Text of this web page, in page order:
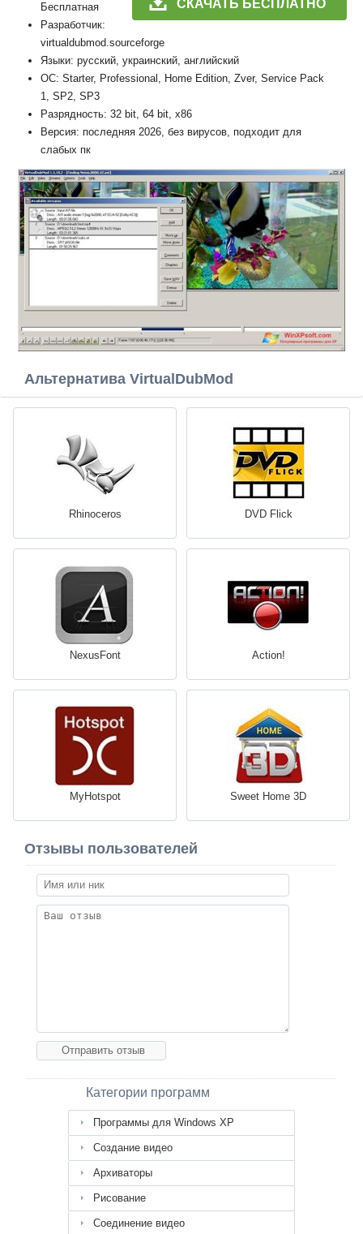
СКАЧАТЬ БЕСПЛАТНО
Бесплатная
Разработчик:
virtualdubmod.sourceforge
Языки: русский, украинский, английский
ОС: Starter, Professional, Home Edition, Zver, Service Pack
1, SP2, SP3
Разрядность: 32 bit, 64 bit, x86
Версия: последняя 2026, без вирусов, подходит для
слабых пк
Альтернатива VirtualDubMod
Rhinoceros DVD Flick
NexusFont Action!
MyHotspot Sweet Home 3D
Отзывы пользователей
Категории программ
Программы для Windows XP
Создание видео
Архиваторы
Рисование
Соединение видео